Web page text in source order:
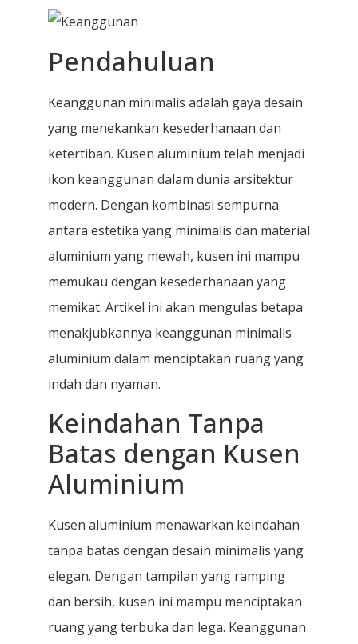
Pendahuluan
Keanggunan minimalis adalah gaya desain
yang menekankan kesederhanaan dan
ketertiban. Kusen aluminium telah menjadi
ikon keanggunan dalam dunia arsitektur
modern. Dengan kombinasi sempurna
antara estetika yang minimalis dan material
aluminium yang mewah, kusen ini mampu
memukau dengan kesederhanaan yang
memikat. Artikel ini akan mengulas betapa
menakjubkannya keanggunan minimalis
aluminium dalam menciptakan ruang yang
indah dan nyaman.
Keindahan Tanpa
Batas dengan Kusen
Aluminium
Kusen aluminium menawarkan keindahan
tanpa batas dengan desain minimalis yang
elegan. Dengan tampilan yang ramping
dan bersih, kusen ini mampu menciptakan
ruang yang terbuka dan lega. Keanggunan